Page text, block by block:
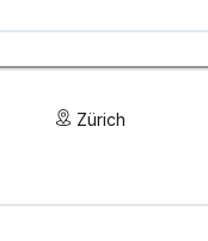
Zürich